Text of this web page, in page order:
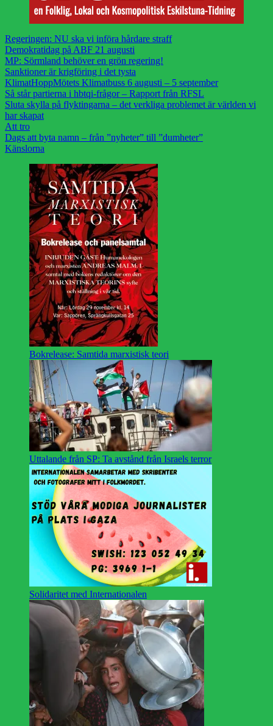
Regeringen: NU ska vi införa hårdare straff
Demokratidag på ABF 21 augusti
MP: Sörmland behöver en grön regering!
Sanktioner är krigföring i det tysta
KlimatHoppMötets Klimatbuss 6 augusti – 5 september
Så står partierna i hbtqi-frågor – Rapport från RFSL
Sluta skylla på flyktingarna – det verkliga problemet är världen vi
har skapat
Att tro
Dags att byta namn – från ”nyheter” till ”dumheter”
Känslorna
Bokrelease: Samtida marxistisk teori
Uttalande från SP: Ta avstånd från Israels terror
Solidaritet med Internationalen